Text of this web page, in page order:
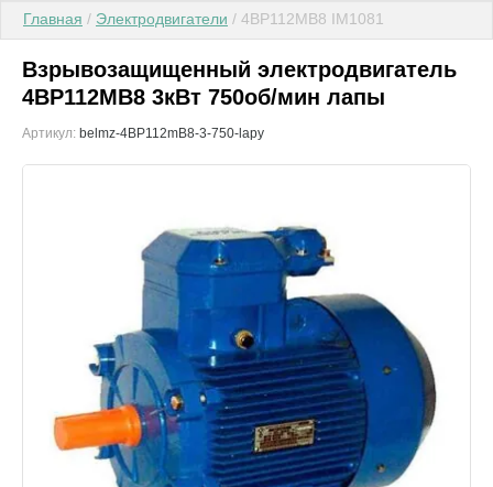
Главная / Электродвигатели / 4ВР112МВ8 IM1081
Взрывозащищенный электродвигатель
4ВР112МВ8 3кВт 750об/мин лапы
Артикул: belmz-4BP112mB8-3-750-lapy